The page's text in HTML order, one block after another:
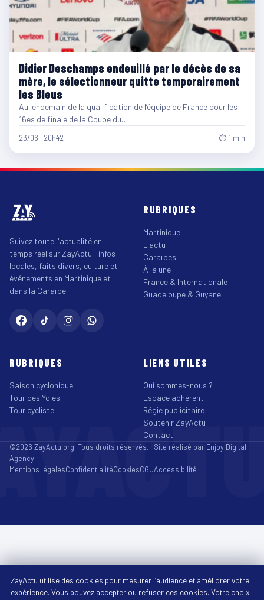
Didier Deschamps endeuillé par le décès de sa
mère, le sélectionneur quitte temporairement
les Bleus
Au lendemain de la qualification de l’équipe de France pour les
16es de finale de la Coupe du…
23/06 · 20h42 ⏱ 1 min
Suivez toute l'actualité en
temps réel sur ZayActu : infos
locales, faits divers, culture et
événements en Martinique et
dans la Caraïbe.
RUBRIQUES
Martinique
L'actu
Caraïbes
À la une
France & Internationale
Guadeloupe & Guyane
RUBRIQUES
Saison cyclonique
Tour des Yoles
Tour cycliste
LIENS UTILES
Qui sommes-nous ?
Espace adhérent
Régie publicitaire
Soutenir ZayActu
Contact
©2026 ZayActu.org. Tous droits réservés. · Site réalisé par Enjoy Digital
Agency
Mentions légalesConfidentialitéCookiesCGUAccessibilité
ZayActu utilise des cookies pour mesurer l’audience et améliorer votre
expérience. Vous pouvez accepter ou refuser ces cookies. Votre choix